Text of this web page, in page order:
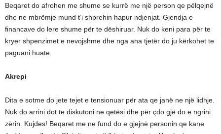
Beqaret do afrohen me shume se kurrë me një person qe pëlqejnë
dhe ne mbrëmje mund t’i shprehin hapur ndjenjat. Gjendja e
financave do lere shume për te dëshiruar. Nuk do keni para për te
kryer shpenzimet e nevojshme dhe nga ana tjetër do ju kërkohet te
paguani huate.
Akrepi
Dita e sotme do jete tejet e tensionuar për ata qe janë ne një lidhje.
Nuk do arrini dot te diskutoni ne qetësi dhe për çdo gjë do e ngrini
zërin. Kujdes! Beqaret me ne fund do e gjejnë personin qe kane